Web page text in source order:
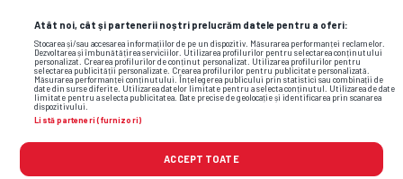
Atât noi, cât și partenerii noștri prelucrăm datele pentru a oferi:
Stocarea și/sau accesarea informațiilor de pe un dispozitiv. Măsurarea performanței reclamelor.
Dezvoltarea și îmbunătățirea serviciilor. Utilizarea profilurilor pentru selectarea conținutului
personalizat. Crearea profilurilor de conținut personalizat. Utilizarea profilurilor pentru
selectarea publicității personalizate. Crearea profilurilor pentru publicitate personalizată.
Măsurarea performanței conținutului. Înțelegerea publicului prin statistici sau combinații de
date din surse diferite. Utilizarea datelor limitate pentru a selecta conținutul. Utilizarea de date
limitate pentru a selecta publicitatea. Date precise de geolocație și identificarea prin scanarea
dispozitivului.
Listă parteneri (furnizori)
ACCEPT TOATE